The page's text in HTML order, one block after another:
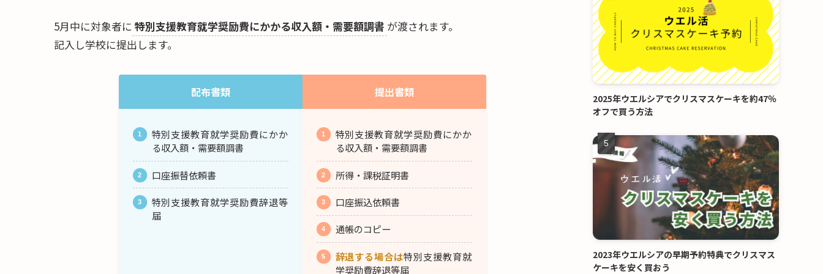
5月中に対象者に 特別支援教育就学奨励費にかかる収入額・需要額調書 が渡されます。
記入し学校に提出します。
配布書類 提出書類
特別支援教育就学奨励費にかか
る収入額・需要額調書
口座振替依頼書
特別支援教育就学奨励費辞退等
届
特別支援教育就学奨励費にかか
る収入額・需要額調書
所得・課税証明書
口座振込依頼書
通帳のコピー
辞退する場合は特別支援教育就
学奨励費辞退等届
2025年ウエルシアでクリスマスケーキを約47％
オフで買う方法
2023年ウエルシアの早期予約特典でクリスマス
ケーキを安く買おう